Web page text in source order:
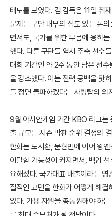
태도를 보였다. 김 감독은 11일 취
문제는 구단 내부의 심도 있는 논
면서도, 국가를 위한 부름에 응하
했다. 다른 구단들 역시 주축 선수
대회 기간인 약 2주 동안 남은 선
을 강조했다. 이는 전력 공백을 탓
를 정면 돌파하겠다는 사령탑의 의
9월 아시안게임 기간 KBO 리그는
출 규모는 시즌 막판 순위 결정의
한화는 노시환, 문현빈에 이어 왕
이탈할 가능성이 커지면서, 백업
요해졌다. 국가대표 배출이라는 영
질적인 고민을 한화가 어떻게 해
있다. 가용 자원을 총동원해야 하